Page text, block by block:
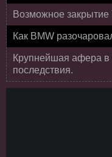
Возможное закрытие
Как BMW
Крупнейшая афера в
последствия.